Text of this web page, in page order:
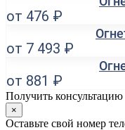
от 476 ₽
от 7 493 ₽
от 881 ₽
Получить консультацию
×
Оставьте свой номер